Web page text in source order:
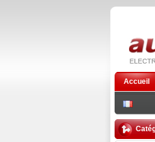
Accueil